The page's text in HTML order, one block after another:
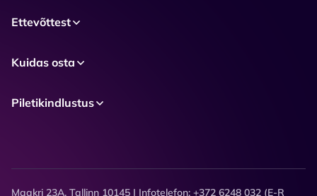
Ettevõttest
Kuidas osta
Piletikindlustus
Maakri 23A, Tallinn 10145 | Infotelefon: +372 6248 032 (E-R